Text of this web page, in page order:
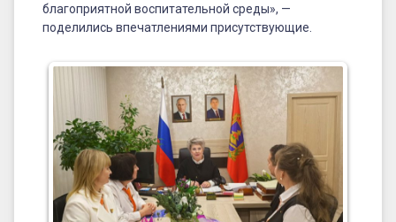
благоприятной воспитательной среды», —
поделились впечатлениями присутствующие.